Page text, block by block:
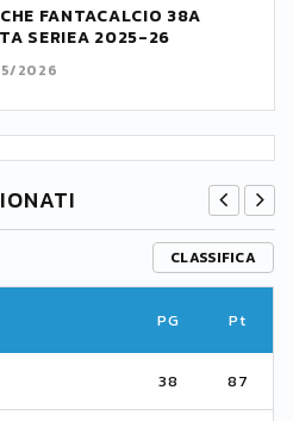
FANTACALCIO 38A
SERIEA 2025-26
2026
CLASSIFICA
PG Pt
38 87